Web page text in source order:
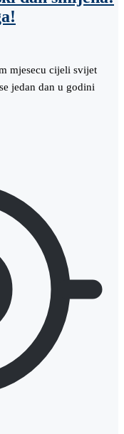
mjesecu cijeli svijet
jedan dan u godini